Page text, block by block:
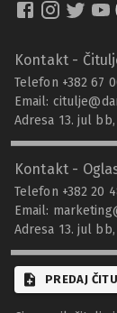
Kontakt -
Telefon +382 67
Email:
Adresa 13. jul
Kontakt -
Telefon +382 20
Email:
Adresa 13. jul
PREDAJ